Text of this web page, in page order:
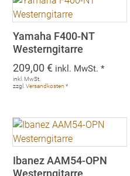
Yamaha F400-NT
Westerngitarre
209,00€ inkl. MwSt. *
inkl. MwSt.
zzgl.Versandkosten *
Ibanez AAM54-OPN
Westerngitarre